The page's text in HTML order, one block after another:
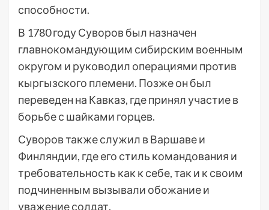
способности.
В 1780 году Суворов был назначен
главнокомандующим сибирским военным
округом и руководил операциями против
кыргызского племени. Позже он был
переведен на Кавказ, где принял участие в
борьбе с шайками горцев.
Суворов также служил в Варшаве и
Финляндии, где его стиль командования и
требовательность как к себе, так и к своим
подчиненным вызывали обожание и
уважение солдат.